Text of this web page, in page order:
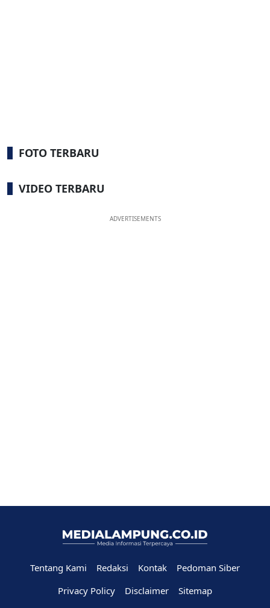
FOTO TERBARU
VIDEO TERBARU
ADVERTISEMENTS
Tentang Kami Redaksi Kontak
Pedoman Siber
Privacy Policy
Disclaimer Sitemap